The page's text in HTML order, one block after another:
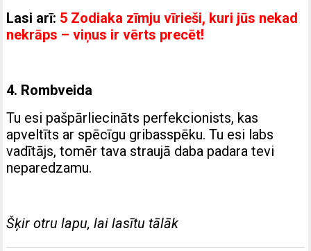
Lasi arī: 5 Zodiaka zīmju vīrieši, kuri jūs nekad
nekrāps – viņus ir vērts precēt!
4. Rombveida
Tu esi pašpārliecināts perfekcionists, kas
apveltīts ar spēcīgu gribasspēku. Tu esi labs
vadītājs, tomēr tava straujā daba padara tevi
neparedzamu.
Šķir otru lapu, lai lasītu tālāk